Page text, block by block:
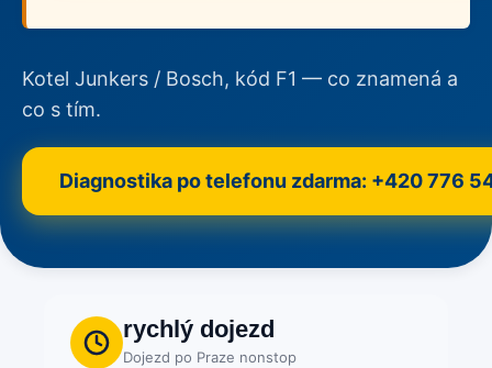
Kotel Junkers / Bosch, kód F1 — co znamená a
co s tím.
Diagnostika po telefonu zdarma: +420 776
rychlý dojezd
Dojezd po Praze nonstop